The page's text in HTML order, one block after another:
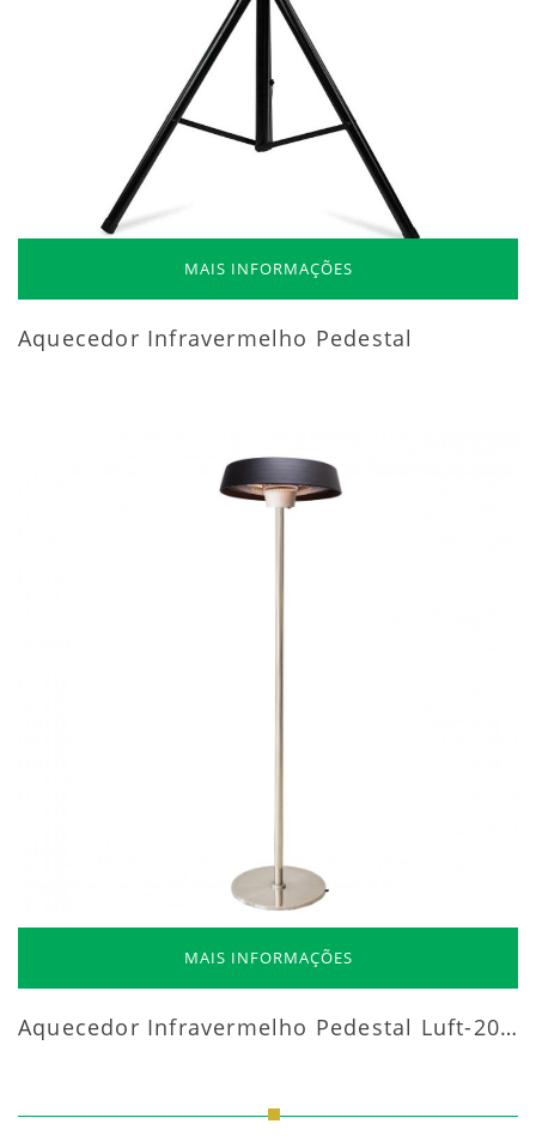
MAIS INFORMAÇÕES
Aquecedor Infravermelho Pedestal
MAIS INFORMAÇÕES
Aquecedor Infravermelho Pedestal Luft-20000